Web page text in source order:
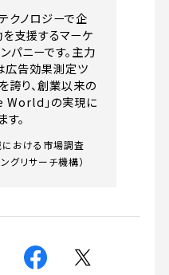
クノロジーで企
支援するマーケ
パニーです。主力
広告効果測定ツ
を誇り、創業以来の
」の実現に
。
おける市場調査
グリサーチ機構）